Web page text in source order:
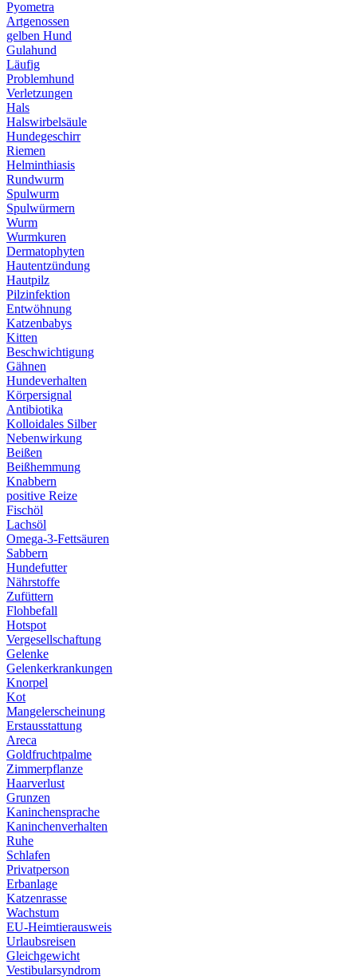
Pyometra
Artgenossen
gelben Hund
Gulahund
Läufig
Problemhund
Verletzungen
Hals
Halswirbelsäule
Hundegeschirr
Riemen
Helminthiasis
Rundwurm
Spulwurm
Spulwürmern
Wurm
Wurmkuren
Dermatophyten
Hautentzündung
Hautpilz
Pilzinfektion
Entwöhnung
Katzenbabys
Kitten
Beschwichtigung
Gähnen
Hundeverhalten
Körpersignal
Antibiotika
Kolloidales Silber
Nebenwirkung
Beißen
Beißhemmung
Knabbern
positive Reize
Fischöl
Lachsöl
Omega-3-Fettsäuren
Sabbern
Hundefutter
Nährstoffe
Zufüttern
Flohbefall
Hotspot
Vergesellschaftung
Gelenke
Gelenkerkrankungen
Knorpel
Kot
Mangelerscheinung
Erstausstattung
Areca
Goldfruchtpalme
Zimmerpflanze
Haarverlust
Grunzen
Kaninchensprache
Kaninchenverhalten
Ruhe
Schlafen
Privatperson
Erbanlage
Katzenrasse
Wachstum
EU-Heimtierausweis
Urlaubsreisen
Gleichgewicht
Vestibularsyndrom